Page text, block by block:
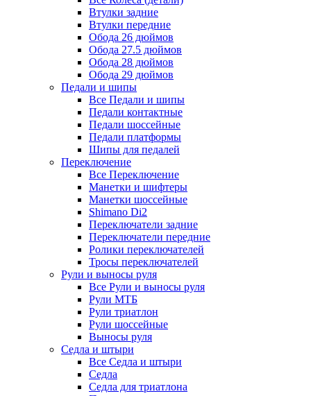
Втулки задние
Втулки передние
Обода 26 дюймов
Обода 27.5 дюймов
Обода 28 дюймов
Обода 29 дюймов
Педали и шипы
Все Педали и шипы
Педали контактные
Педали шоссейные
Педали платформы
Шипы для педалей
Переключение
Все Переключение
Манетки и шифтеры
Манетки шоссейные
Shimano Di2
Переключатели задние
Переключатели передние
Ролики переключателей
Тросы переключателей
Рули и выносы руля
Все Рули и выносы руля
Рули МТБ
Рули триатлон
Рули шоссейные
Выносы руля
Седла и штыри
Все Седла и штыри
Седла
Седла для триатлона